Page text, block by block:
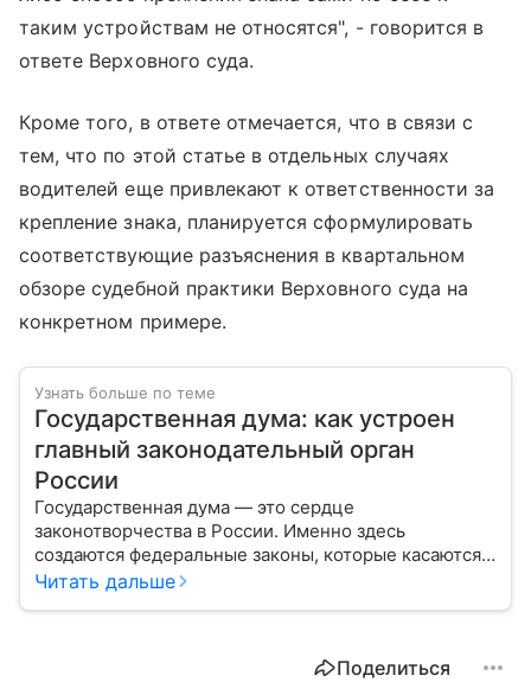
таким устройствам не относятся", - говорится в
ответе Верховного суда.
Кроме того, в ответе отмечается, что в связи с
тем, что по этой статье в отдельных случаях
водителей еще привлекают к ответственности за
крепление знака, планируется сформулировать
соответствующие разъяснения в квартальном
обзоре судебной практики Верховного суда на
конкретном примере.
Узнать больше по теме
Государственная дума: как устроен
главный законодательный орган
России
Государственная дума — это сердце
законотворчества в России. Именно здесь
создаются федеральные законы, которые касаются
жизни каждого гражданина: от образования и
Читать дальше
Поделиться